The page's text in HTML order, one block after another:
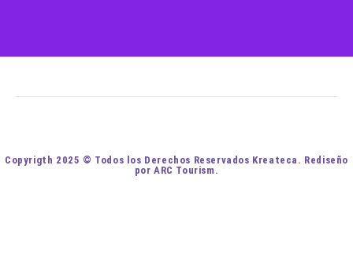
Copyrigth 2025 © Todos los Derechos Reservados Kreateca. Rediseño
por ARC Tourism.